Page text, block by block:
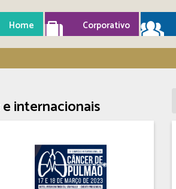
Home Corporativo
internacionais